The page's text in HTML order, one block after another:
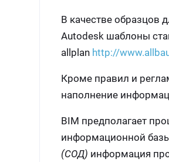
В качестве образцов
Autodesk шаблоны
allplan http://
Кроме правил и
наполнение
BIM предполагает
информационной
(СОД) информация